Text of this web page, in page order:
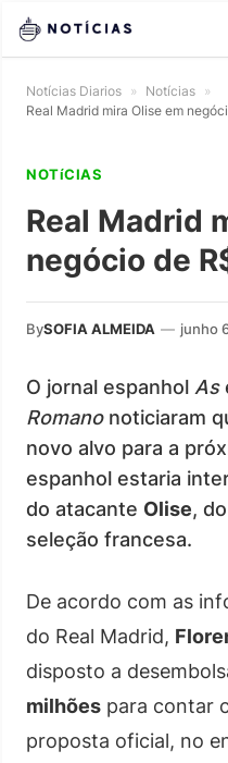
Notícias Diarios » Notícias »
Real Madrid mira Olise em
NOTíCIAS
Real Madrid
negócio de
BySOFIA ALMEIDA — junho
O jornal espanhol As
Romanonoticiaram
novo alvo para a
espanhol estaria
do atacante Olise, do
seleção francesa.
De acordo com as
do Real Madrid,
disposto a
milhões para contar
proposta oficial, no